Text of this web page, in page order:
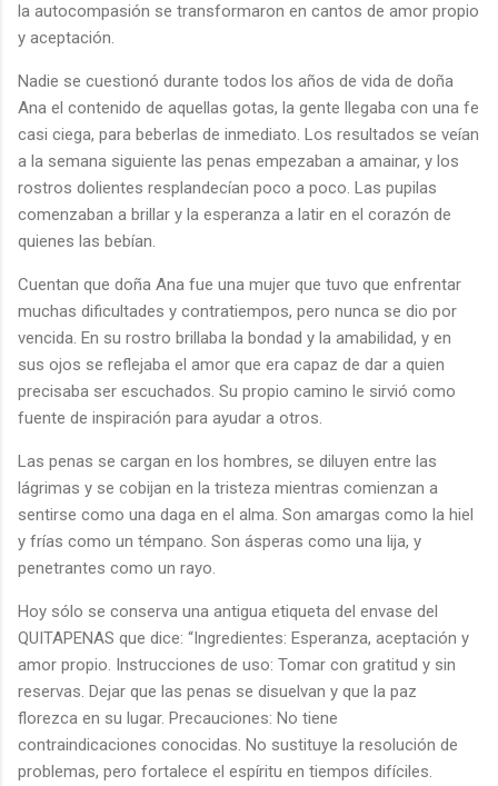
la autocompasión se transformaron en cantos de amor propio
y aceptación.
Nadie se cuestionó durante todos los años de vida de doña
Ana el contenido de aquellas gotas, la gente llegaba con una fe
casi ciega, para beberlas de inmediato. Los resultados se veían
a la semana siguiente las penas empezaban a amainar, y los
rostros dolientes resplandecían poco a poco. Las pupilas
comenzaban a brillar y la esperanza a latir en el corazón de
quienes las bebían.
Cuentan que doña Ana fue una mujer que tuvo que enfrentar
muchas dificultades y contratiempos, pero nunca se dio por
vencida. En su rostro brillaba la bondad y la amabilidad, y en
sus ojos se reflejaba el amor que era capaz de dar a quien
precisaba ser escuchados. Su propio camino le sirvió como
fuente de inspiración para ayudar a otros.
Las penas se cargan en los hombres, se diluyen entre las
lágrimas y se cobijan en la tristeza mientras comienzan a
sentirse como una daga en el alma. Son amargas como la hiel
y frías como un témpano. Son ásperas como una lija, y
penetrantes como un rayo.
Hoy sólo se conserva una antigua etiqueta del envase del
QUITAPENAS que dice: “Ingredientes: Esperanza, aceptación y
amor propio. Instrucciones de uso: Tomar con gratitud y sin
reservas. Dejar que las penas se disuelvan y que la paz
florezca en su lugar. Precauciones: No tiene
contraindicaciones conocidas. No sustituye la resolución de
problemas, pero fortalece el espíritu en tiempos difíciles.